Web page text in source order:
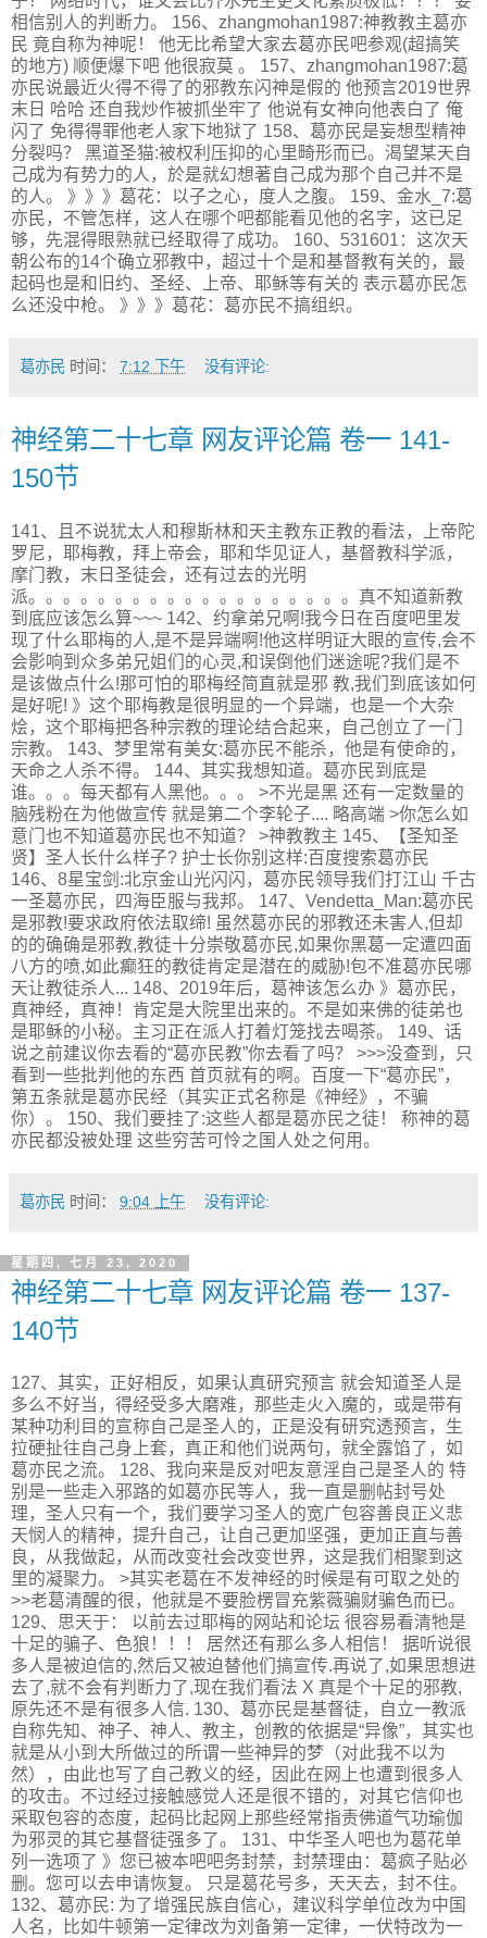
相信别人的判断力。 156、zhangmohan1987:神教教主葛亦
民 竟自称为神呢！ 他无比希望大家去葛亦民吧参观(超搞笑
的地方) 顺便爆下吧 他很寂莫 。 157、zhangmohan1987:葛
亦民说最近火得不得了的邪教东闪神是假的 他预言2019世界
末日 哈哈 还自我炒作被抓坐牢了 他说有女神向他表白了 俺
闪了 免得得罪他老人家下地狱了 158、葛亦民是妄想型精神
分裂吗？ 黑道圣猫:被权利压抑的心里畸形而已。渴望某天自
己成为有势力的人，於是就幻想著自己成为那个自己并不是
的人。 》》》葛花：以子之心，度人之腹。 159、金水_7:葛
亦民，不管怎样，这人在哪个吧都能看见他的名字，这已足
够，先混得眼熟就已经取得了成功。 160、531601：这次天
朝公布的14个确立邪教中，超过十个是和基督教有关的，最
起码也是和旧约、圣经、上帝、耶稣等有关的 表示葛亦民怎
么还没中枪。 》》》葛花：葛亦民不搞组织。
葛亦民 时间： 7:12 下午 没有评论:
神经第二十七章 网友评论篇 卷一 141-
150节
141、且不说犹太人和穆斯林和天主教东正教的看法，上帝陀
罗尼，耶梅教，拜上帝会，耶和华见证人，基督教科学派，
摩门教，末日圣徒会，还有过去的光明
派。。。。。。。。。。。。。。。。。。。真不知道新教
到底应该怎么算~~~ 142、约拿弟兄啊!我今日在百度吧里发
现了什么耶梅的人,是不是异端啊!他这样明证大眼的宣传,会不
会影响到众多弟兄姐们的心灵,和误倒他们迷途呢?我们是不
是该做点什么!那可怕的耶梅经简直就是邪 教,我们到底该如何
是好呢! 》这个耶梅教是很明显的一个异端，也是一个大杂
烩，这个耶梅把各种宗教的理论结合起来，自己创立了一门
宗教。 143、梦里常有美女:葛亦民不能杀，他是有使命的，
天命之人杀不得。 144、其实我想知道。葛亦民到底是
谁。。。每天都有人黑他。。。 >不光是黑 还有一定数量的
脑残粉在为他做宣传 就是第二个李轮子.... 略高端 >你怎么如
意门也不知道葛亦民也不知道？ >神教教主 145、【圣知圣
贤】圣人长什么样子? 护士长你别这样:百度搜索葛亦民
146、8星宝剑:北京金山光闪闪，葛亦民领导我们打江山 千古
一圣葛亦民，四海臣服与我邦。 147、Vendetta_Man:葛亦民
是邪教!要求政府依法取缔! 虽然葛亦民的邪教还未害人,但却
的的确确是邪教,教徒十分崇敬葛亦民,如果你黑葛一定遭四面
八方的喷,如此癫狂的教徒肯定是潜在的威胁!包不准葛亦民哪
天让教徒杀人... 148、2019年后，葛神该怎么办 》葛亦民，
真神经，真神！肯定是大院里出来的。不是如来佛的徒弟也
是耶稣的小秘。主习正在派人打着灯笼找去喝茶。 149、话
说之前建议你去看的“葛亦民教”你去看了吗？ >>>没查到，只
看到一些批判他的东西 首页就有的啊。百度一下“葛亦民”，
第五条就是葛亦民经（其实正式名称是《神经》，不骗
你）。 150、我们要挂了:这些人都是葛亦民之徒！ 称神的葛
亦民都没被处理 这些穷苦可怜之国人处之何用。
葛亦民 时间： 9:04 上午 没有评论:
星期四, 七月 23, 2020
神经第二十七章 网友评论篇 卷一 137-
140节
127、其实，正好相反，如果认真研究预言 就会知道圣人是
多么不好当，得经受多大磨难，那些走火入魔的，或是带有
某种功利目的宣称自己是圣人的，正是没有研究透预言，生
拉硬扯往自己身上套，真正和他们说两句，就全露馅了，如
葛亦民之流。 128、我向来是反对吧友意淫自己是圣人的 特
别是一些走入邪路的如葛亦民等人，我一直是删帖封号处
理，圣人只有一个，我们要学习圣人的宽广包容善良正义悲
天悯人的精神，提升自己，让自己更加坚强，更加正直与善
良，从我做起，从而改变社会改变世界，这是我们相聚到这
里的凝聚力。 >其实老葛在不发神经的时候是有可取之处的
>>老葛清醒的很，他就是不要脸楞冒充紫薇骗财骗色而已。
129、思天于： 以前去过耶梅的网站和论坛 很容易看清牠是
十足的骗子、色狼！！！ 居然还有那么多人相信！ 据听说很
多人是被迫信的,然后又被迫替他们搞宣传.再说了,如果思想进
去了,就不会有判断力了,现在我们看法 X 真是个十足的邪教,
原先还不是有很多人信. 130、葛亦民是基督徒，自立一教派
自称先知、神子、神人、教主，创教的依据是“异像”，其实也
就是从小到大所做过的所谓一些神异的梦（对此我不以为
然），由此也写了自己教义的经，因此在网上也遭到很多人
的攻击。不过经过接触感觉人还是很不错的，对其它信仰也
采取包容的态度，起码比起网上那些经常指责佛道气功瑜伽
为邪灵的其它基督徒强多了。 131、中华圣人吧也为葛花单
列一选项了 》您已被本吧吧务封禁，封禁理由：葛疯子贴必
删。您可以去申请恢复。 只是葛花号多，天天去，封不住。
132、葛亦民: 为了增强民族自信心，建议科学单位改为中国
人名，比如牛顿第一定律改为刘备第一定律，一伏特改为一